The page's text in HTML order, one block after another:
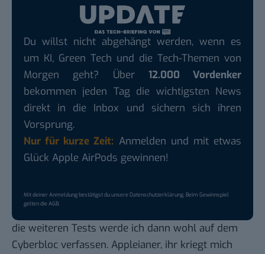
Du willst nicht abgehängt werden, wenn es
um KI, Green Tech und die Tech-Themen von
Morgen geht? Über 12.000 Vordenker
bekommen jeden Tag die wichtigsten News
direkt in die Inbox und sichern sich ihren
Vorsprung.
Nur für kurze Zeit: Anmelden und mit etwas
Glück Apple AirPods gewinnen!
Mit deiner Anmeldung bestätigst du unsere Datenschutzerklärung. Beim Gewinnspiel
gelten dieAGB.
die weiteren Tests werde ich dann wohl auf dem
Cyberbloc verfassen. Appleianer, ihr kriegt mich